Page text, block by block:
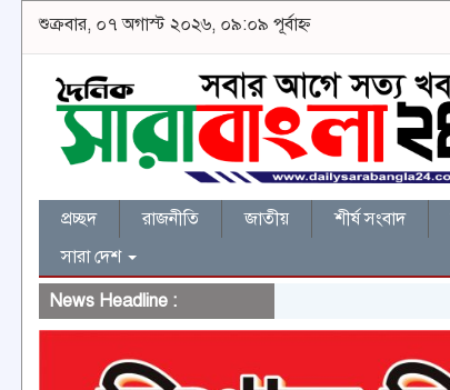
শুক্রবার, ০৭ অগাস্ট ২০২৬, ০৯:০৯ পূর্বাহ্ন
প্রচ্ছদ রাজনীতি জাতীয় শীর্ষ সংবাদ
সারা দেশ
News Headline :